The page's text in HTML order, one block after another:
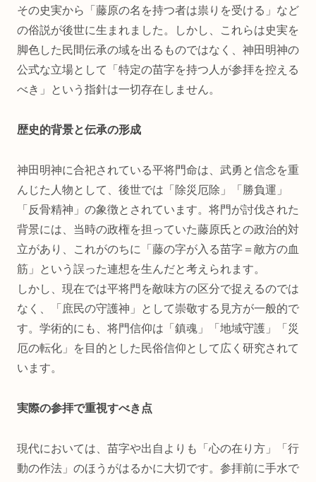
その史実から「藤原の名を持つ者は祟りを受ける」など
の俗説が後世に生まれました。しかし、これらは史実を
脚色した民間伝承の域を出るものではなく、神田明神の
公式な立場として「特定の苗字を持つ人が参拝を控える
べき」という指針は一切存在しません。
歴史的背景と伝承の形成
神田明神に合祀されている平将門命は、武勇と信念を重
んじた人物として、後世では「除災厄除」「勝負運」
「反骨精神」の象徴とされています。将門が討伐された
背景には、当時の政権を担っていた藤原氏との政治的対
立があり、これがのちに「藤の字が入る苗字＝敵方の血
筋」という誤った連想を生んだと考えられます。
しかし、現在では平将門を敵味方の区分で捉えるのでは
なく、「庶民の守護神」として崇敬する見方が一般的で
す。学術的にも、将門信仰は「鎮魂」「地域守護」「災
厄の転化」を目的とした民俗信仰として広く研究されて
います。
実際の参拝で重視すべき点
現代においては、苗字や出自よりも「心の在り方」「行
動の作法」のほうがはるかに大切です。参拝前に手水で